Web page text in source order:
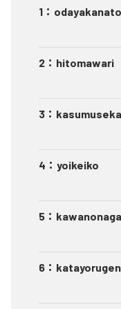
1 ：
2 ： hitomawari
3 ：
4 ： yoikeiko
5 ：
6 ：